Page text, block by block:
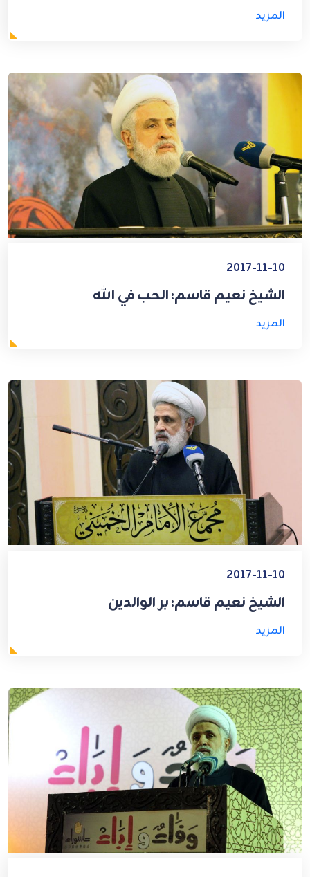
المزيد
2017-11-10
الشيخ نعيم قاسم: الحب في الله
المزيد
2017-11-10
الشيخ نعيم قاسم: بر الوالدين
المزيد